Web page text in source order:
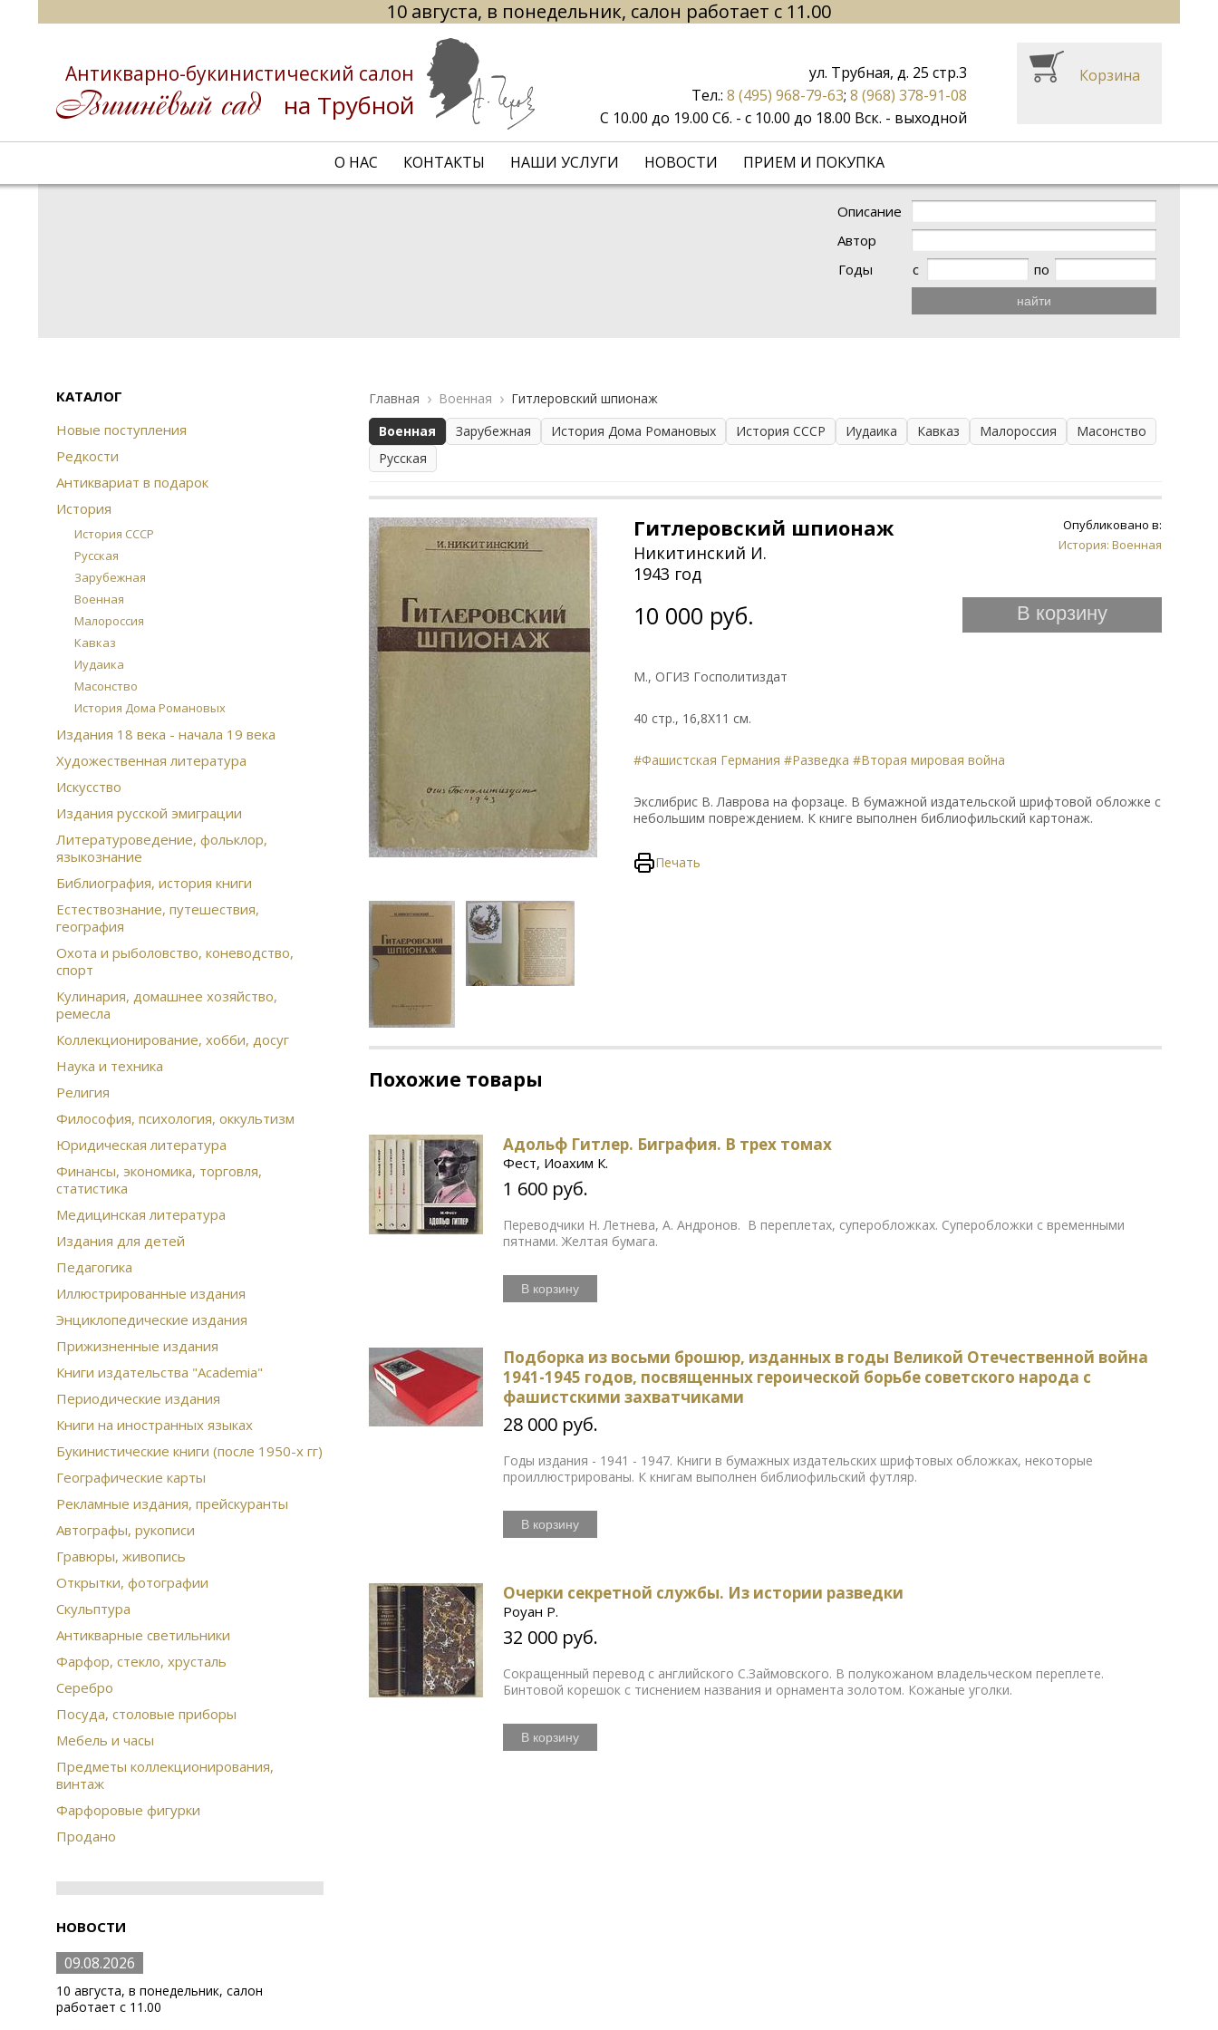
10 августа, в понедельник, салон работает с 11.00
Антикварно-букинистический салон
на Трубной
О НАС КОНТАКТЫ НАШИ УСЛУГИ НОВОСТИ ПРИЕМ И ПОКУПКА
ул. Трубная, д. 25 стр.3
Тел.: 8 (495) 968-79-63; 8 (968) 378-91-08
С 10.00 до 19.00 Сб. - с 10.00 до 18.00 Вск. - выходной
Корзина
Описание
Автор
Годы
с по
найти
КАТАЛОГ
Новые поступления
Редкости
Антиквариат в подарок
История
История СССР
Русская
Зарубежная
Военная
Малороссия
Кавказ
Иудаика
Масонство
История Дома Романовых
Издания 18 века - начала 19 века
Художественная литература
Искусство
Издания русской эмиграции
Литературоведение, фольклор,
языкознание
Библиография, история книги
Естествознание, путешествия,
география
Охота и рыболовство, коневодство,
спорт
Кулинария, домашнее хозяйство,
ремесла
Коллекционирование, хобби, досуг
Наука и техника
Религия
Философия, психология, оккультизм
Юридическая литература
Финансы, экономика, торговля,
статистика
Медицинская литература
Издания для детей
Педагогика
Иллюстрированные издания
Энциклопедические издания
Прижизненные издания
Книги издательства "Academia"
Периодические издания
Книги на иностранных языках
Букинистические книги (после 1950-х гг)
Географические карты
Рекламные издания, прейскуранты
Автографы, рукописи
Гравюры, живопись
Открытки, фотографии
Скульптура
Антикварные светильники
Фарфор, стекло, хрусталь
Серебро
Посуда, столовые приборы
Мебель и часы
Предметы коллекционирования,
винтаж
Фарфоровые фигурки
Продано
НОВОСТИ
09.08.2026
10 августа, в понедельник, салон
работает с 11.00
Главная Военная
Гитлеровский шпионаж
Военная
Зарубежная История Дома Романовых История СССР Иудаика Кавказ Малороссия
Масонство
Русская
Опубликовано в:
История: Военная
Гитлеровский шпионаж
Никитинский И.
1943 год
10 000 руб. В корзину
М., ОГИЗ Госполитиздат
40 стр., 16,8Х11 см.
#Фашистская Германия #Разведка #Вторая мировая война
Экслибрис В. Лаврова на форзаце. В бумажной издательской шрифтовой обложке с
небольшим повреждением. К книге выполнен библиофильский картонаж.
Печать
Похожие товары
Адольф Гитлер. Биграфия. В трех томах
Фест, Иоахим К.
1 600 руб.
Переводчики Н. Летнева, А. Андронов. В переплетах, суперобложках. Суперобложки с временными
пятнами. Желтая бумага.
В корзину
Подборка из восьми брошюр, изданных в годы Великой Отечественной война
1941-1945 годов, посвященных героической борьбе советского народа с
фашистскими захватчиками
28 000 руб.
Годы издания - 1941 - 1947. Книги в бумажных издательских шрифтовых обложках, некоторые
проиллюстрированы. К книгам выполнен библиофильский футляр.
В корзину
Очерки секретной службы. Из истории разведки
Роуан Р.
32 000 руб.
Сокращенный перевод с английского С.Займовского. В полукожаном владельческом переплете.
Бинтовой корешок с тиснением названия и орнамента золотом. Кожаные уголки.
В корзину